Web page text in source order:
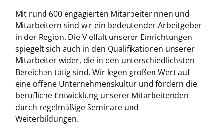
Mit rund 600 engagierten Mitarbeiterinnen und
Mitarbeitern sind wir ein bedeutender Arbeitgeber
in der Region. Die Vielfalt unserer Einrichtungen
spiegelt sich auch in den Qualifikationen unserer
Mitarbeiter wider, die in den unterschiedlichsten
Bereichen tätig sind. Wir legen großen Wert auf
eine offene Unternehmenskultur und fördern die
berufliche Entwicklung unserer Mitarbeitenden
durch regelmäßige Seminare und
Weiterbildungen.